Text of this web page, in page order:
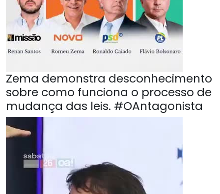
Zema demonstra desconhecimento
sobre como funciona o processo de
mudança das leis. #OAntagonista